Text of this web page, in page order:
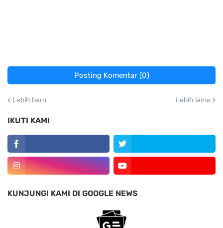
Posting Komentar (0)
Lebih baru Lebih lama
IKUTI KAMI
KUNJUNGI KAMI DI GOOGLE NEWS